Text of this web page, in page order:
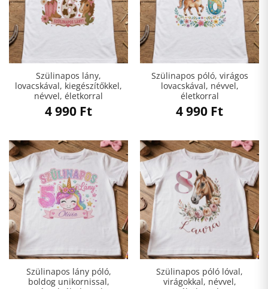
Szülinapos lány,
lovacskával, kiegészítőkkel,
névvel, életkorral
4 990 Ft
Szülinapos póló, virágos
lovacskával, névvel,
életkorral
4 990 Ft
Szülinapos lány póló,
boldog unikornissal,
Szülinapos póló lóval,
virágokkal, névvel,